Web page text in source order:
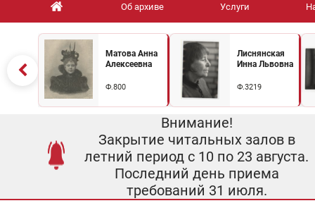
Об архиве Услуги
Матова Анна
Алексеевна
Ф.800
Лиснянская
Инна Львовна
Ф.3219
Внимание!
Закрытие читальных залов в
летний период с 10 по 23 августа.
Последний день приема
требований 31 июля.